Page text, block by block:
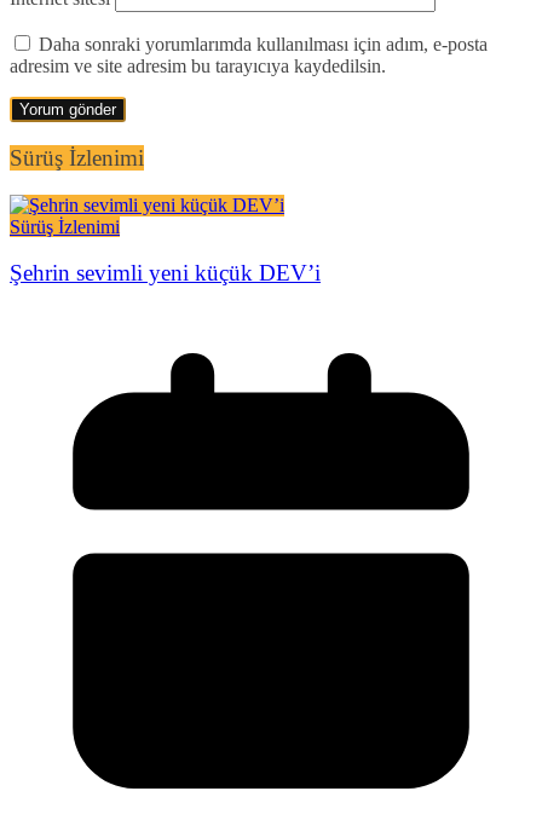
Daha sonraki yorumlarımda kullanılması için adım, e-posta
adresim ve site adresim bu tarayıcıya kaydedilsin.
Sürüş İzlenimi
Sürüş İzlenimi
Şehrin sevimli yeni küçük DEV’i